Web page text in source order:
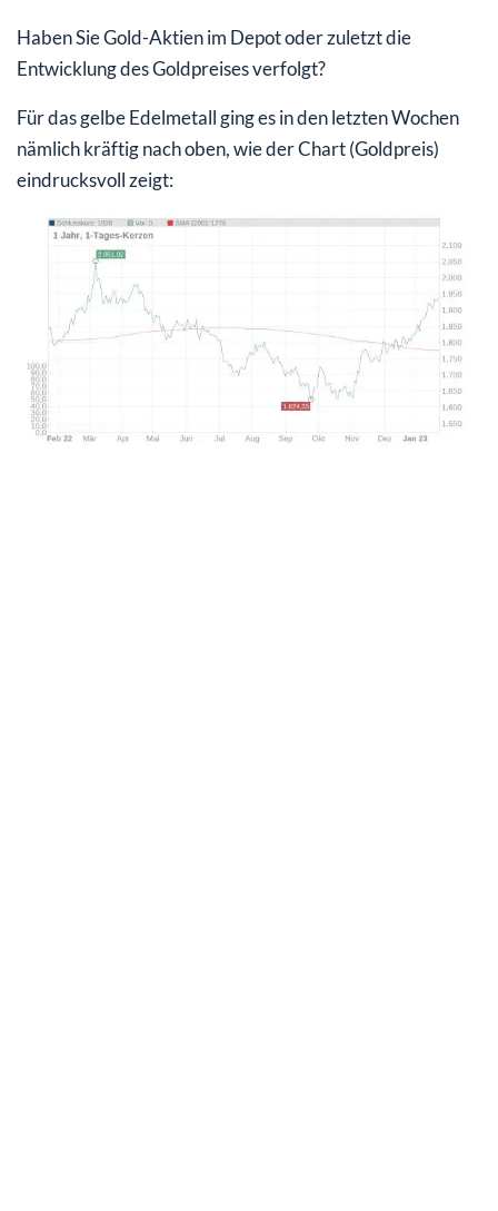
Auch China greift beim Edelmetall wieder kräftig zu
Goldminenaktien profitieren von der Entwicklung
Eine gute Idee für Ihr Depot
Haben Sie Gold-Aktien im Depot oder zuletzt die
Entwicklung des Goldpreises verfolgt?
Für das gelbe Edelmetall ging es in den letzten Wochen
nämlich kräftig nach oben, wie der Chart (Goldpreis)
eindrucksvoll zeigt: